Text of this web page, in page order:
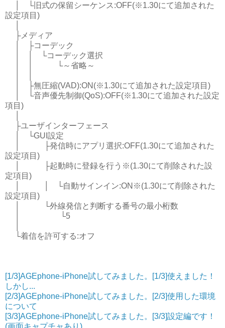
│ └旧式の保留シーケンス:OFF(※1.30にて追加された
設定項目)
├メディア
│ ├コーデック
│ │ └コーデック選択
│ │ └～省略～
│ ├無圧縮(VAD):ON(※1.30にて追加された設定項目)
│ └音声優先制御(QoS):OFF(※1.30にて追加された設定
項目)
├ユーザインターフェース
│ └GUI設定
│ ├発信時にアプリ選択:OFF(1.30にて追加された
設定項目)
│ ├起動時に登録を行う※(1.30にて削除された設
定項目)
│ │ └自動サインイン:ON※(1.30にて削除された
設定項目)
│ └外線発信と判断する番号の最小桁数
│ └5
└着信を許可する:オフ
[1/3]AGEphone-iPhone試してみました。[1/3]使えました！
しかし...
[2/3]AGEphone-iPhone試してみました。[2/3]使用した環境
について
[3/3]AGEphone-iPhone試してみました。[3/3]設定編です！
(画面キャプチャあり)